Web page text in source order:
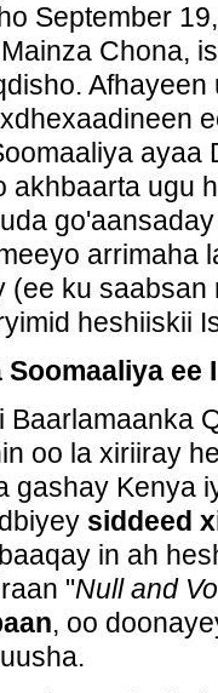
September
Chona,
ayaa
akhbaarta ugu
arrimaha
(ee ku
heshiiskii
Baarlamaanka
oo la xiriiray
gashay Kenya
siddeed
in ah
"Null and
, oo